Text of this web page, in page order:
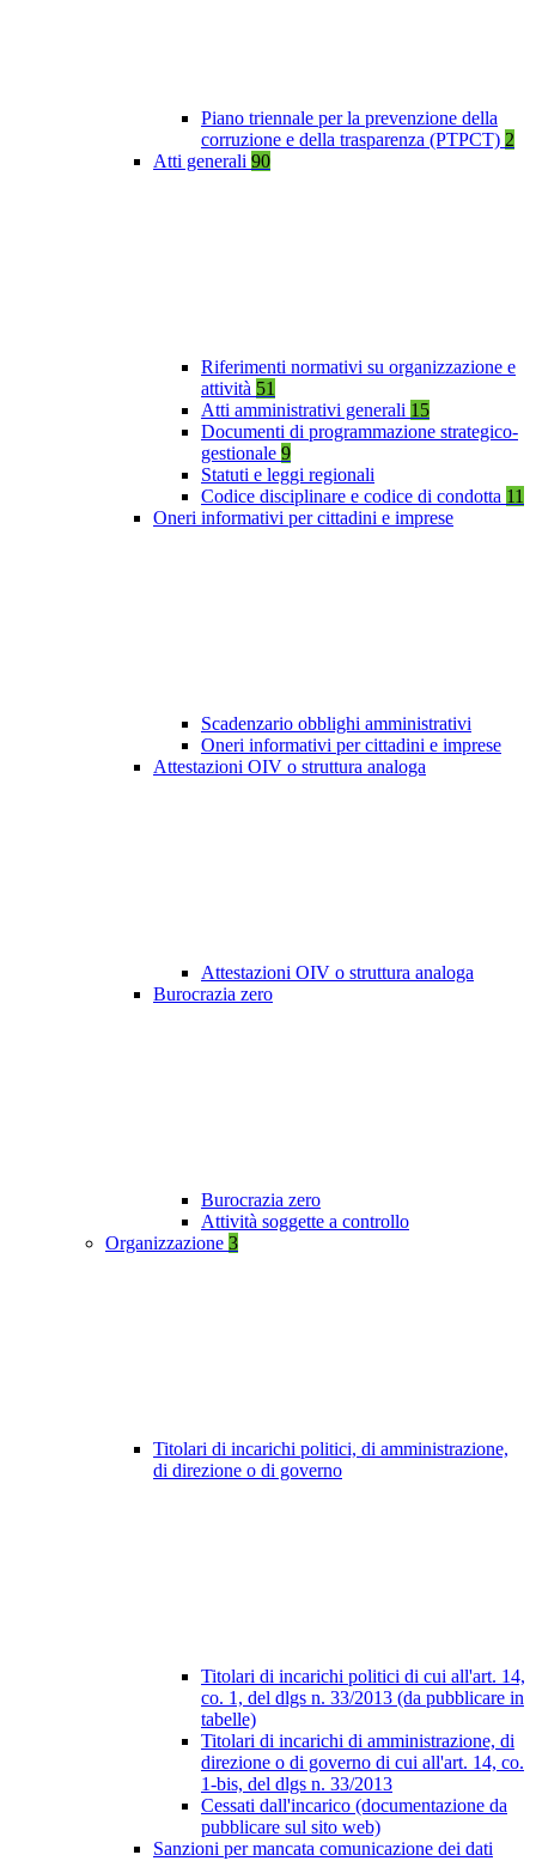
Piano triennale per la prevenzione della
corruzione e della trasparenza (PTPCT) 2
Atti generali 90
Riferimenti normativi su organizzazione e
attività 51
Atti amministrativi generali 15
Documenti di programmazione strategico-
gestionale 9
Statuti e leggi regionali
Codice disciplinare e codice di condotta 11
Oneri informativi per cittadini e imprese
Scadenzario obblighi amministrativi
Oneri informativi per cittadini e imprese
Attestazioni OIV o struttura analoga
Attestazioni OIV o struttura analoga
Burocrazia zero
Burocrazia zero
Attività soggette a controllo
Organizzazione 3
Titolari di incarichi politici, di amministrazione,
di direzione o di governo
Titolari di incarichi politici di cui all'art. 14,
co. 1, del dlgs n. 33/2013 (da pubblicare in
tabelle)
Titolari di incarichi di amministrazione, di
direzione o di governo di cui all'art. 14, co.
1-bis, del dlgs n. 33/2013
Cessati dall'incarico (documentazione da
pubblicare sul sito web)
Sanzioni per mancata comunicazione dei dati